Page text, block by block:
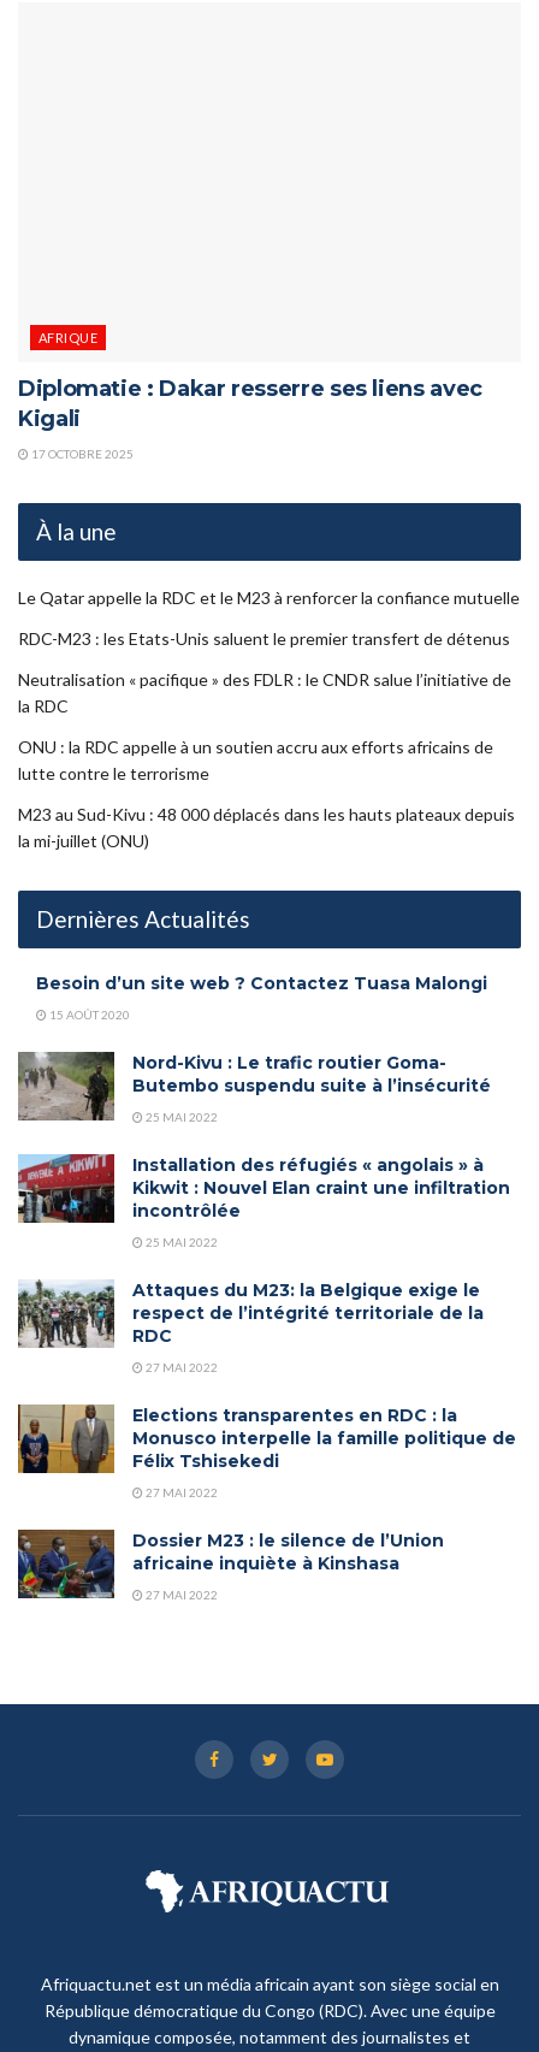
AFRIQUE
Diplomatie : Dakar resserre ses liens avec
Kigali
17 OCTOBRE 2025
À la une
Le Qatar appelle la RDC et le M23 à renforcer la confiance mutuelle
RDC-M23 : les Etats-Unis saluent le premier transfert de détenus
Neutralisation « pacifique » des FDLR : le CNDR salue l’initiative de
la RDC
ONU : la RDC appelle à un soutien accru aux efforts africains de
lutte contre le terrorisme
M23 au Sud-Kivu : 48 000 déplacés dans les hauts plateaux depuis
la mi-juillet (ONU)
Dernières Actualités
Besoin d’un site web ? Contactez Tuasa Malongi
15 AOÛT 2020
Nord-Kivu : Le trafic routier Goma-
Butembo suspendu suite à l’insécurité
25 MAI 2022
Installation des réfugiés « angolais » à
Kikwit : Nouvel Elan craint une infiltration
incontrôlée
25 MAI 2022
Attaques du M23: la Belgique exige le
respect de l’intégrité territoriale de la
RDC
27 MAI 2022
Elections transparentes en RDC : la
Monusco interpelle la famille politique de
Félix Tshisekedi
27 MAI 2022
Dossier M23 : le silence de l’Union
africaine inquiète à Kinshasa
27 MAI 2022
Afriquactu.net est un média africain ayant son siège social en
République démocratique du Congo (RDC). Avec une équipe
dynamique composée, notamment des journalistes et